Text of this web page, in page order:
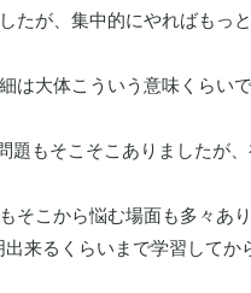
が、集中的にやればもっと
大体こういう意味くらい
もそこそこありましたが、
こから悩む場面も多々あり
来るくらいまで学習してか